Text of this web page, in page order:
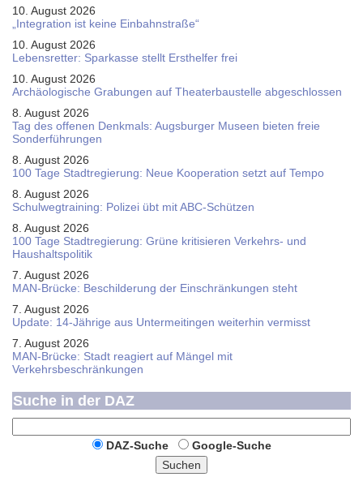
10. August 2026
„Integration ist keine Einbahnstraße“
10. August 2026
Le­bens­ret­ter: Spar­kas­se stellt Erst­hel­fer frei
10. August 2026
Ar­chäo­lo­gi­sche Gra­bun­gen auf Thea­ter­bau­stel­le ab­ge­schlos­sen
8. August 2026
Tag des offenen Denkmals: Augsburger Museen bieten freie
Sonderführungen
8. August 2026
100 Tage Stadtregierung: Neue Kooperation setzt auf Tempo
8. August 2026
Schul­weg­trai­ning: Poli­zei übt mit ABC-Schüt­zen
8. August 2026
100 Tage Stadtregierung: Grüne kritisieren Verkehrs- und
Haushaltspolitik
7. August 2026
MAN-Brücke: Beschilderung der Einschränkungen steht
7. August 2026
Update: 14-Jährige aus Untermeitingen weiterhin vermisst
7. August 2026
MAN-Brücke: Stadt reagiert auf Mängel mit
Verkehrsbeschränkungen
Suche in der DAZ
DAZ-Suche
Google-Suche
Suchen